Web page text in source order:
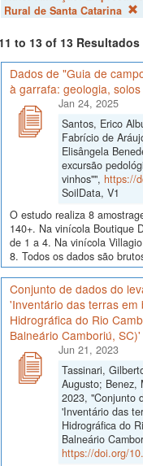
Rural de Santa Catarina
to 13 of 13 Resultados
Dados de "Guia de
à garrafa: geologia,
Jan 24, 2025
Santos, Erico
Fabrício de
Elisângela
excursão
vinhos"", https://
SoilData, V1
O estudo realiza 8
140+. Na vinícola Boutique
de 1 a 4. Na vinícola
8. Todos os dados são
Conjunto de dados do
'Inventário das terras em
Hidrográfica do Rio
Balneário Camboriú, SC)'
Jun 21, 2023
Tassinari,
Augusto; Benez,
2023, "Conjunto
'Inventário das
Hidrográfica do
Balneário
https://doi.org/